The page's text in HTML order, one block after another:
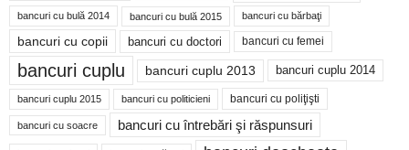
bancuri cu bulă 2014 bancuri cu bulă 2015 bancuri cu bărbaţi
bancuri cu copii bancuri cu doctori bancuri cu femei
bancuri cuplu bancuri cuplu 2013 bancuri cuplu 2014
bancuri cuplu 2015 bancuri cu politicieni bancuri cu poliţişti
bancuri cu soacre bancuri cu întrebări şi răspunsuri